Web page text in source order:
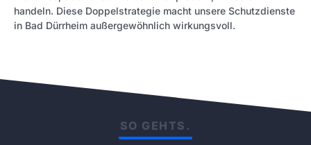
handeln. Diese Doppelstrategie macht unsere Schutzdienste
in Bad Dürrheim außergewöhnlich wirkungsvoll.
SO GEHTS.